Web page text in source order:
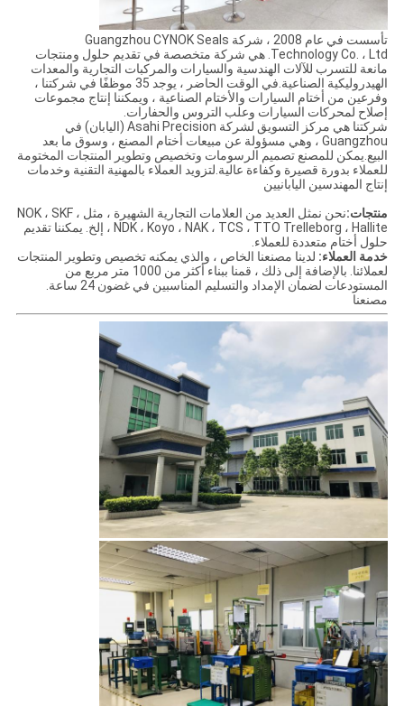
تأسست في عام 2008 ، شركة Guangzhou CYNOK Seals
Technology Co. ، Ltd. هي شركة متخصصة في تقديم حلول ومنتجات
مانعة للتسرب للآلات الهندسية والسيارات والمركبات التجارية والمعدات
الهيدروليكية الصناعية.في الوقت الحاضر ، يوجد 35 موظفًا في شركتنا ،
وفرعين من أختام السيارات والأختام الصناعية ، ويمكننا إنتاج مجموعات
إصلاح لمحركات السيارات وعلب التروس والحفارات.
شركتنا هي مركز التسويق لشركة Asahi Precision (اليابان) في
Guangzhou ، وهي مسؤولة عن مبيعات أختام المصنع ، وسوق ما بعد
البيع.يمكن للمصنع تصميم الرسومات وتخصيص وتطوير المنتجات المختومة
للعملاء بدورة قصيرة وكفاءة عالية.لتزويد العملاء بالمهنية التقنية وخدمات
إنتاج المهندسين اليابانيين
منتجات:
نحن نمثل العديد من العلامات التجارية الشهيرة ، مثل NOK ، SKF ،
NDK ، Koyo ، NAK ، TCS ، TTO Trelleborg ، Hallite ، إلخ. يمكننا تقديم
حلول أختام متعددة للعملاء.
خدمة العملاء: لدينا مصنعنا الخاص ، والذي يمكنه تخصيص وتطوير المنتجات
لعملائنا. بالإضافة إلى ذلك ، قمنا ببناء أكثر من 1000 متر مربع من
المستودعات لضمان الإمداد والتسليم المناسبين في غضون 24 ساعة.
مصنعنا